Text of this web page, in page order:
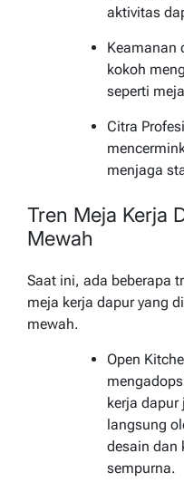
aktivitas
Keamanan
kokoh
seperti
Citra
menjaga
Tren Meja Kerja
Mewah
Saat ini, ada beberapa
meja kerja dapur yang
mewah.
Open
kerja dapur
langsung
desain dan
sempurna.